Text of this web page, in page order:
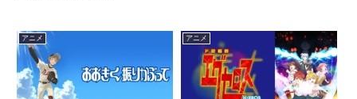
アニメ アニメ